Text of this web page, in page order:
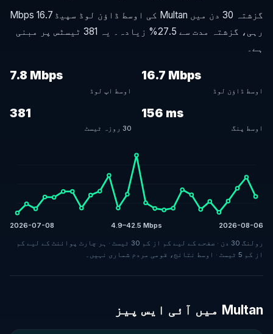
گزشتہ 30 دن میں Multan کی اوسط ڈاؤن لوڈ سپیڈ 16.7 Mbps
رہی، گزشتہ مدت سے 27.5% زیادہ۔ یہ 381 ٹیسٹس پر مبنی
ہے۔
16.7 Mbps
اوسط ڈاؤن لوڈ
7.8 Mbps
اوسط اپ لوڈ
156 ms
اوسط پنگ
381
30 روزہ ٹیسٹ
2026-07-08 4.9–42.5 Mbps 2026-08-06
رولنگ 30 دن · صفحے کے لیے کم از کم 30 ٹیسٹ · ہر چارٹ پوائنٹ کے لیے کم
از کم 5 ٹیسٹ · اوسط نتائج، قومی مردم شماری نہیں۔
Multan میں آئی ایس پیز